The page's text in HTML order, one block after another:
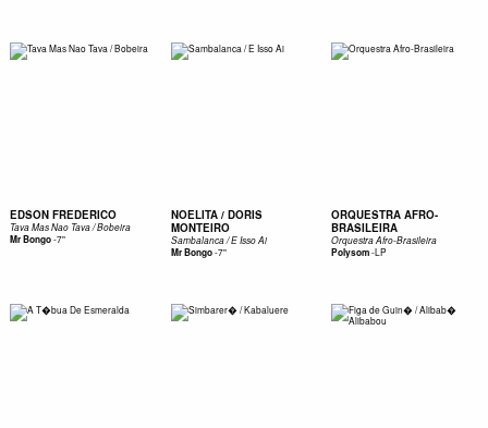
EDSON FREDERICO
Tava Mas Nao Tava / Bobeira
Mr Bongo-7"
NOELITA / DORIS
MONTEIRO
Sambalanca / E Isso Ai
Mr Bongo-7"
ORQUESTRA AFRO-
BRASILEIRA
Orquestra Afro-Brasileira
Polysom-LP